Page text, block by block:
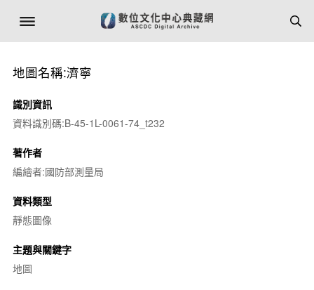
地圖名稱:濟寧
識別資訊
資料識別碼:B-45-1L-0061-74_t232
著作者
編繪者:國防部測量局
資料類型
靜態圖像
主題與關鍵字
地圖